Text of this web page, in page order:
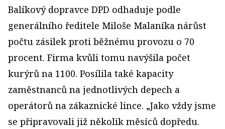
Balíkový dopravce DPD odhaduje podle
generálního ředitele Miloše Malaníka nárůst
počtu zásilek proti běžnému provozu o 70
procent. Firma kvůli tomu navýšila počet
kurýrů na 1100. Posílila také kapacity
zaměstnanců na jednotlivých depech a
operátorů na zákaznické lince. „Jako vždy jsme
se připravovali již několik měsíců dopředu.